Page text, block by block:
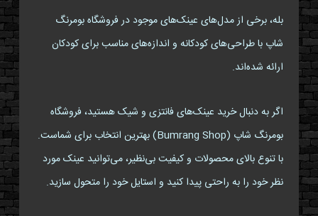
بله، برخی از مدل‌های عینک‌های موجود در فروشگاه بومرنگ
شاپ با طراحی‌های کودکانه و اندازه‌های مناسب برای کودکان
ارائه شده‌اند.
اگر به دنبال خرید عینک‌های فانتزی و شیک هستید، فروشگاه
بومرنگ شاپ (Bumrang Shop) بهترین انتخاب برای شماست.
با تنوع بالای محصولات و کیفیت بی‌نظیر، می‌توانید عینک مورد
نظر خود را به راحتی پیدا کنید و استایل خود را متحول سازید.